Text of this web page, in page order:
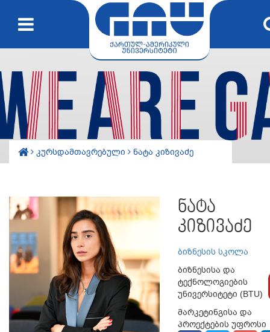
კურსდამთავრებული ნატა კიზივაძე
ნატა
კიზივაძე
ბიზნესის სკოლა
ბიზნესისა და
ტექნოლოგიების
უნივერსიტეტი (BTU)
მარკეტინგისა და
პროექტების უფროსი